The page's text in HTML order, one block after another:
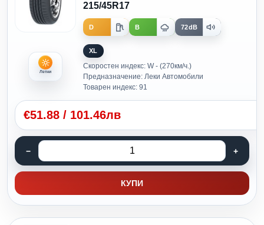
Летни
215/45R17
D B 72dB
XL
Скоростен индекс: W - (270км/ч.)
Предназначение: Леки Автомобили
Товарен индекс: 91
€51.88 / 101.46лв
КУПИ